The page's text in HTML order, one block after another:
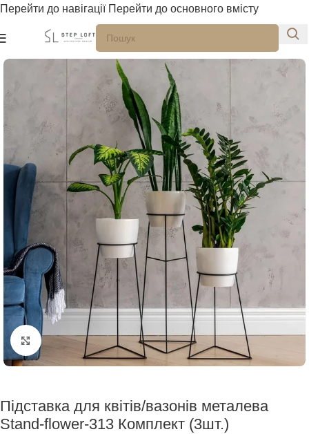
Перейти до навігації Перейти до основного вмісту
Натисніть, щоб збільшити
Підставка для квітів/вазонів металева
Stand-flower-313 Комплект (3шт.)